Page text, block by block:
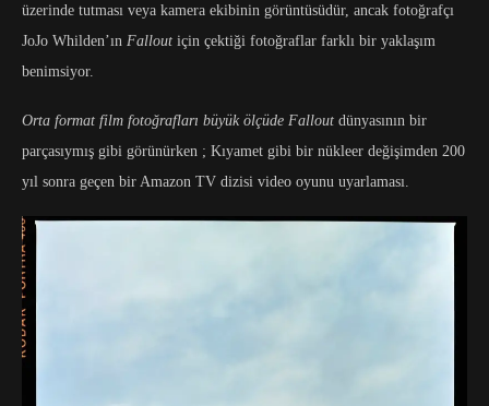
üzerinde tutması veya kamera ekibinin görüntüsüdür, ancak fotoğrafçı
JoJo Whilden’ın Fallout için çektiği fotoğraflar farklı bir yaklaşım
benimsiyor.
Orta format film fotoğrafları büyük ölçüde Fallout dünyasının bir
parçasıymış gibi görünürken ; Kıyamet gibi bir nükleer değişimden 200
yıl sonra geçen bir Amazon TV dizisi video oyunu uyarlaması.